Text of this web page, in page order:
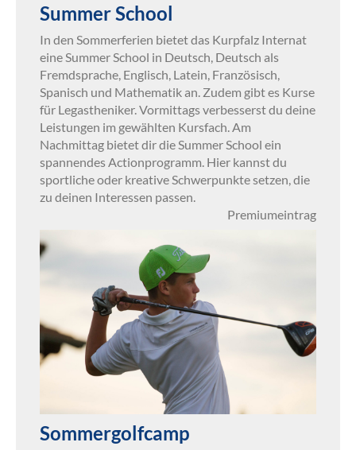
Summer School
In den Sommerferien bietet das Kurpfalz Internat
eine Summer School in Deutsch, Deutsch als
Fremdsprache, Englisch, Latein, Französisch,
Spanisch und Mathematik an. Zudem gibt es Kurse
für Legastheniker. Vormittags verbesserst du deine
Leistungen im gewählten Kursfach. Am
Nachmittag bietet dir die Summer School ein
spannendes Actionprogramm. Hier kannst du
sportliche oder kreative Schwerpunkte setzen, die
zu deinen Interessen passen.
Premiumeintrag
Sommergolfcamp